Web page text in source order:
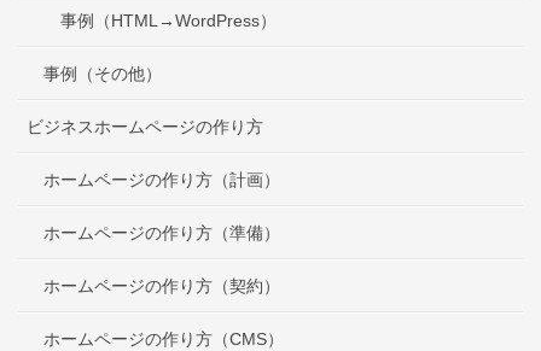
事例（HTML→WordPress）
事例（その他）
ビジネスホームページの作り方
ホームページの作り方（計画）
ホームページの作り方（準備）
ホームページの作り方（契約）
ホームページの作り方（CMS）